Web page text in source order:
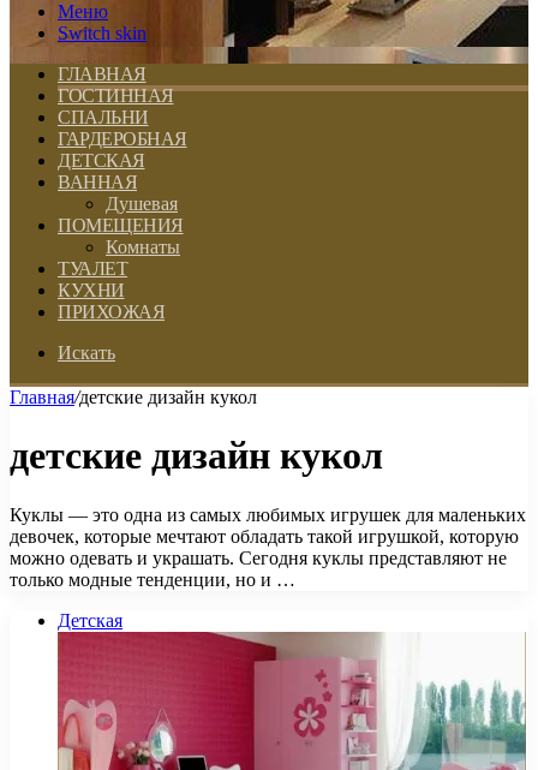
Меню
Switch skin
ГЛАВНАЯ
ГОСТИННАЯ
СПАЛЬНИ
ГАРДЕРОБНАЯ
ДЕТСКАЯ
ВАННАЯ
Душевая
ПОМЕЩЕНИЯ
Комнаты
ТУАЛЕТ
КУХНИ
ПРИХОЖАЯ
Искать
Главная/детские дизайн кукол
детские дизайн кукол
Куклы — это одна из самых любимых игрушек для маленьких
девочек, которые мечтают обладать такой игрушкой, которую
можно одевать и украшать. Сегодня куклы представляют не
только модные тенденции, но и …
Детская